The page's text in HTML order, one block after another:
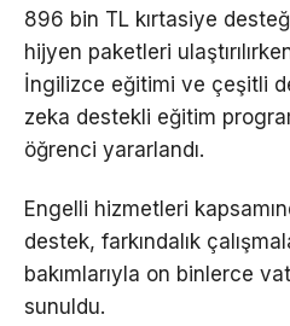
896 bin TL kırtasiye
hijyen paketleri
İngilizce eğitimi ve çeşitli
zeka destekli eğitim
öğrenci yararlandı.
Engelli hizmetleri
destek, farkındalık
bakımlarıyla on binlerce
sunuldu.